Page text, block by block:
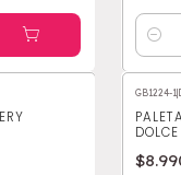
GB1224-1